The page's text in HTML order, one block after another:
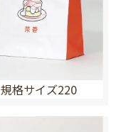
規格サイズ220